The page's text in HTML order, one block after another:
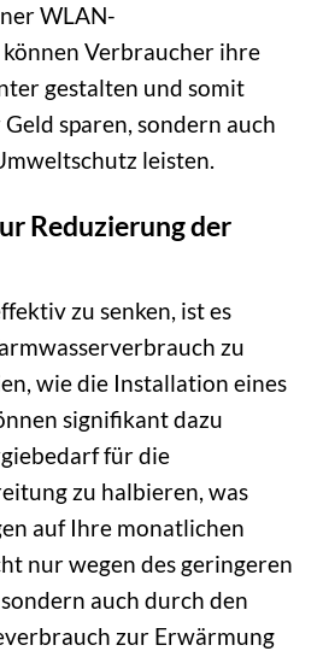
WLAN-
Verbraucher ihre
gestalten und somit
sparen, sondern auch
leisten.
Reduzierung der
zu senken, ist es
zu
wie die Installation eines
signifikant dazu
für die
zu halbieren, was
auf Ihre monatlichen
nur wegen des geringeren
auch durch den
zur Erwärmung